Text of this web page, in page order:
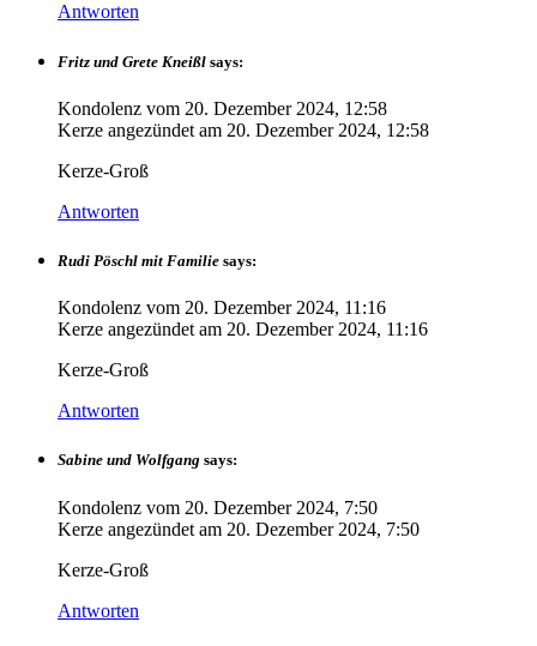
Antworten
Fritz und Grete Kneißl says:
Kondolenz vom 20. Dezember 2024, 12:58
Kerze angezündet am 20. Dezember 2024, 12:58
Kerze-Groß
Antworten
Rudi Pöschl mit Familie says:
Kondolenz vom 20. Dezember 2024, 11:16
Kerze angezündet am 20. Dezember 2024, 11:16
Kerze-Groß
Antworten
Sabine und Wolfgang says:
Kondolenz vom 20. Dezember 2024, 7:50
Kerze angezündet am 20. Dezember 2024, 7:50
Kerze-Groß
Antworten